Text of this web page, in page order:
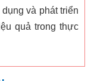
và phát triển
quả trong thực